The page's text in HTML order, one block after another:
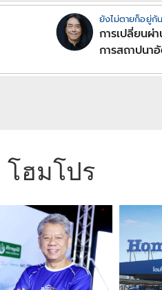
ยังไม่ตายก็อยู่กั
การเปลี่ยนผ่
การสถาปนา
โฮมโปร